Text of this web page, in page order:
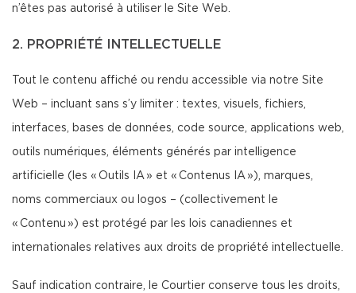
n’êtes pas autorisé à utiliser le Site Web.
2. PROPRIÉTÉ INTELLECTUELLE
Tout le contenu affiché ou rendu accessible via notre Site
Web – incluant sans s’y limiter : textes, visuels, fichiers,
interfaces, bases de données, code source, applications web,
outils numériques, éléments générés par intelligence
artificielle (les « Outils IA » et « Contenus IA »), marques,
noms commerciaux ou logos – (collectivement le
« Contenu ») est protégé par les lois canadiennes et
internationales relatives aux droits de propriété intellectuelle.
Sauf indication contraire, le Courtier conserve tous les droits,